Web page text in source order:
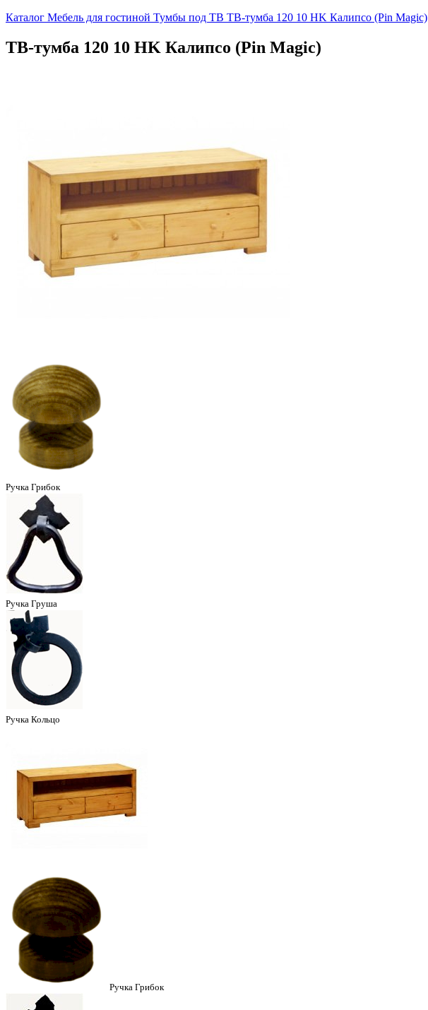
Каталог Мебель для гостиной Тумбы под ТВ ТВ-тумба 120 10 HK Калипсо (Pin Magic)
ТВ-тумба 120 10 HK Калипсо (Pin Magic)
Ручка Грибок
Ручка Груша
Ручка Кольцо
Ручка Грибок